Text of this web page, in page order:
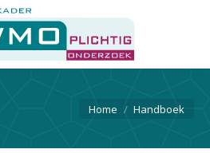
Je bent hier:
Home Handboek